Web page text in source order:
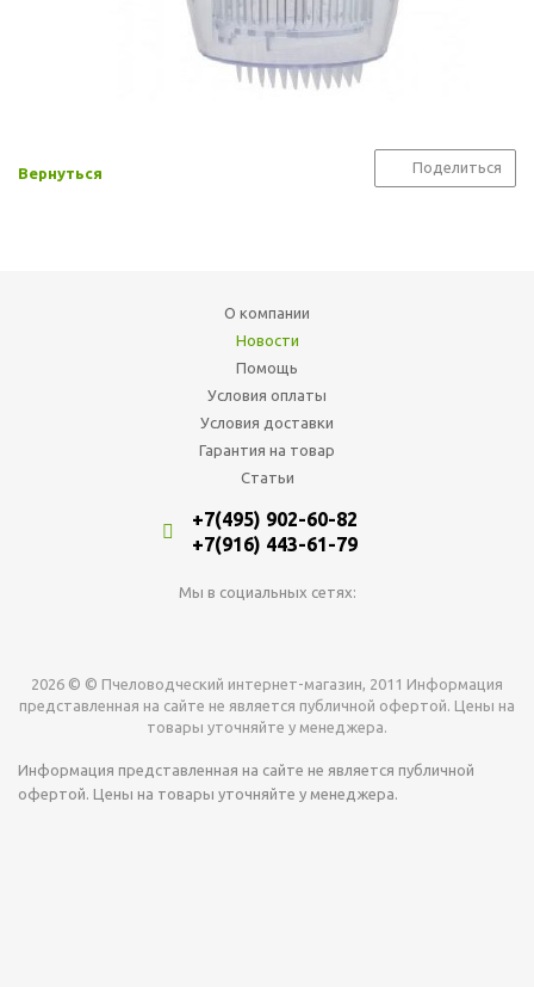
Вернуться Поделиться
О компании
Новости
Помощь
Условия оплаты
Условия доставки
Гарантия на товар
Статьи
+7(495) 902-60-82
+7(916) 443-61-79
Мы в социальных сетях:
2026 © © Пчеловодческий интернет-магазин, 2011 Информация
представленная на сайте не является публичной офертой. Цены на
товары уточняйте у менеджера.
Информация представленная на сайте не является публичной
офертой. Цены на товары уточняйте у менеджера.